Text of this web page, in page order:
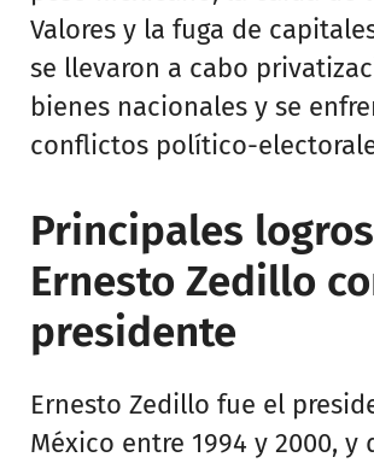
Valores y la fuga de
se llevaron a cabo
bienes nacionales y se
conflictos político-
Principales
Ernesto Zedillo
presidente
Ernesto Zedillo fue el
México entre 1994 y 2000, y